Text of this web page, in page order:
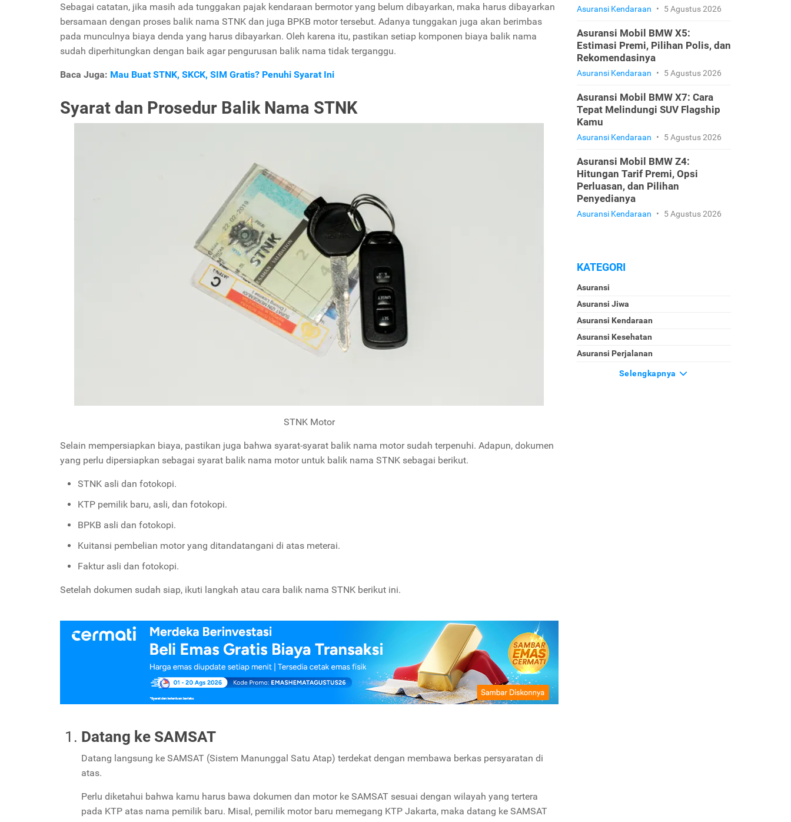
Sebagai catatan, jika masih ada tunggakan pajak kendaraan bermotor yang belum dibayarkan, maka harus dibayarkan
bersamaan dengan proses balik nama STNK dan juga BPKB motor tersebut. Adanya tunggakan juga akan berimbas
pada munculnya biaya denda yang harus dibayarkan. Oleh karena itu, pastikan setiap komponen biaya balik nama
sudah diperhitungkan dengan baik agar pengurusan balik nama tidak terganggu.
Baca Juga: Mau Buat STNK, SKCK, SIM Gratis? Penuhi Syarat Ini
Syarat dan Prosedur Balik Nama STNK
STNK Motor
Selain mempersiapkan biaya, pastikan juga bahwa syarat-syarat balik nama motor sudah terpenuhi. Adapun, dokumen
yang perlu dipersiapkan sebagai syarat balik nama motor untuk balik nama STNK sebagai berikut.
STNK asli dan fotokopi.
KTP pemilik baru, asli, dan fotokopi.
BPKB asli dan fotokopi.
Kuitansi pembelian motor yang ditandatangani di atas meterai.
Faktur asli dan fotokopi.
Setelah dokumen sudah siap, ikuti langkah atau cara balik nama STNK berikut ini.
Datang ke SAMSAT
Datang langsung ke SAMSAT (Sistem Manunggal Satu Atap) terdekat dengan membawa berkas persyaratan di
atas.
Perlu diketahui bahwa kamu harus bawa dokumen dan motor ke SAMSAT sesuai dengan wilayah yang tertera
pada KTP atas nama pemilik baru. Misal, pemilik motor baru memegang KTP Jakarta, maka datang ke SAMSAT
Asuransi Kendaraan • 5 Agustus 2026
Asuransi Mobil BMW X5:
Estimasi Premi, Pilihan Polis, dan
Rekomendasinya
Asuransi Kendaraan • 5 Agustus 2026
Asuransi Mobil BMW X7: Cara
Tepat Melindungi SUV Flagship
Kamu
Asuransi Kendaraan • 5 Agustus 2026
Asuransi Mobil BMW Z4:
Hitungan Tarif Premi, Opsi
Perluasan, dan Pilihan
Penyedianya
Asuransi Kendaraan • 5 Agustus 2026
KATEGORI
Asuransi
Asuransi Jiwa
Asuransi Kendaraan
Asuransi Kesehatan
Asuransi Perjalanan
Selengkapnya